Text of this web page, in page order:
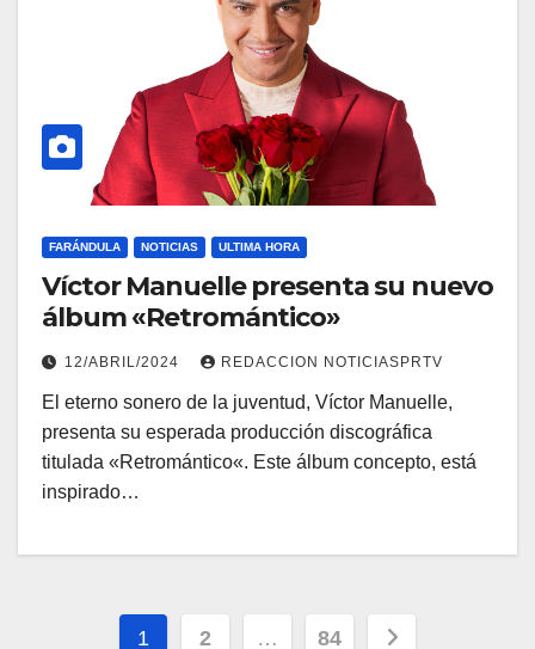
FARÁNDULA NOTICIAS ULTIMA HORA
Víctor Manuelle presenta su nuevo
álbum «Retromántico»
12/ABRIL/2024 REDACCION NOTICIASPRTV
El eterno sonero de la juventud, Víctor Manuelle,
presenta su esperada producción discográfica
titulada «Retromántico«. Este álbum concepto, está
inspirado…
Navegación
1 2 … 84